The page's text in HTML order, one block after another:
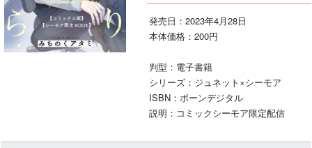
発売日：2023年4月28日
本体価格：200円
判型：電子書籍
シリーズ：ジュネット×シーモア
ISBN：ボーンデジタル
説明：コミックシーモア限定配信